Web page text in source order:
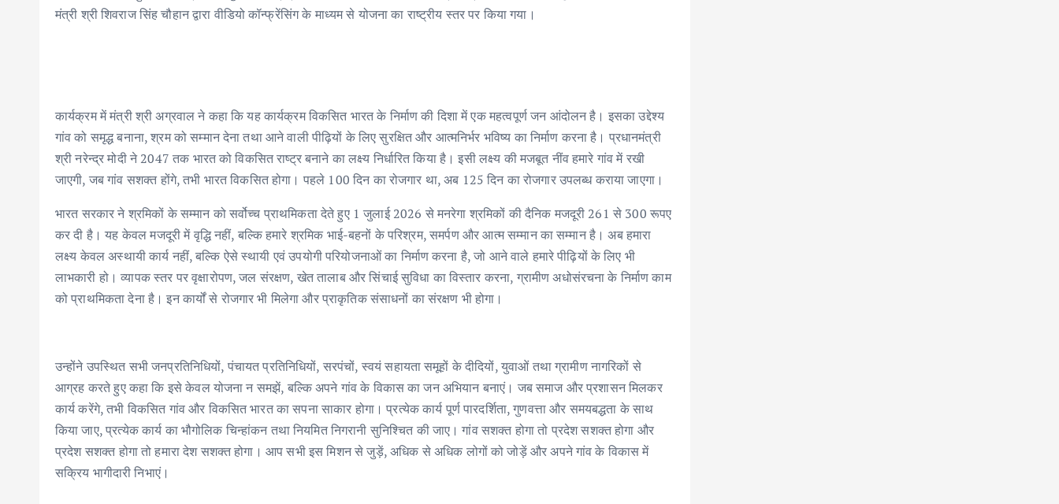
मंत्री श्री शिवराज सिंह चौहान द्वारा वीडियो कॉन्फ्रेंसिंग के माध्यम से योजना का राष्ट्रीय स्तर पर किया गया।
कार्यक्रम में मंत्री श्री अग्रवाल ने कहा कि यह कार्यक्रम विकसित भारत के निर्माण की दिशा में एक महत्वपूर्ण जन आंदोलन है। इसका उद्देश्य
गांव को समृद्ध बनाना, श्रम को सम्मान देना तथा आने वाली पीढ़ियों के लिए सुरक्षित और आत्मनिर्भर भविष्य का निर्माण करना है। प्रधानमंत्री
श्री नरेन्द्र मोदी ने 2047 तक भारत को विकसित राष्ट्र बनाने का लक्ष्य निर्धारित किया है। इसी लक्ष्य की मजबूत नींव हमारे गांव में रखी
जाएगी, जब गांव सशक्त होंगे, तभी भारत विकसित होगा। पहले 100 दिन का रोजगार था, अब 125 दिन का रोजगार उपलब्ध कराया जाएगा।
भारत सरकार ने श्रमिकों के सम्मान को सर्वोच्च प्राथमिकता देते हुए 1 जुलाई 2026 से मनरेगा श्रमिकों की दैनिक मजदूरी 261 से 300 रूपए
कर दी है। यह केवल मजदूरी में वृद्धि नहीं, बल्कि हमारे श्रमिक भाई-बहनों के परिश्रम, समर्पण और आत्म सम्मान का सम्मान है। अब हमारा
लक्ष्य केवल अस्थायी कार्य नहीं, बल्कि ऐसे स्थायी एवं उपयोगी परियोजनाओं का निर्माण करना है, जो आने वाले हमारे पीढ़ियों के लिए भी
लाभकारी हो। व्यापक स्तर पर वृक्षारोपण, जल संरक्षण, खेत तालाब और सिंचाई सुविधा का विस्तार करना, ग्रामीण अधोसंरचना के निर्माण काम
को प्राथमिकता देना है। इन कार्यों से रोजगार भी मिलेगा और प्राकृतिक संसाधनों का संरक्षण भी होगा।
उन्होंने उपस्थित सभी जनप्रतिनिधियों, पंचायत प्रतिनिधियों, सरपंचों, स्वयं सहायता समूहों के दीदियों, युवाओं तथा ग्रामीण नागरिकों से
आग्रह करते हुए कहा कि इसे केवल योजना न समझें, बल्कि अपने गांव के विकास का जन अभियान बनाएं। जब समाज और प्रशासन मिलकर
कार्य करेंगे, तभी विकसित गांव और विकसित भारत का सपना साकार होगा। प्रत्येक कार्य पूर्ण पारदर्शिता, गुणवत्ता और समयबद्धता के साथ
किया जाए, प्रत्येक कार्य का भौगोलिक चिन्हांकन तथा नियमित निगरानी सुनिश्चित की जाए। गांव सशक्त होगा तो प्रदेश सशक्त होगा और
प्रदेश सशक्त होगा तो हमारा देश सशक्त होगा। आप सभी इस मिशन से जुड़ें, अधिक से अधिक लोगों को जोड़ें और अपने गांव के विकास में
सक्रिय भागीदारी निभाएं।